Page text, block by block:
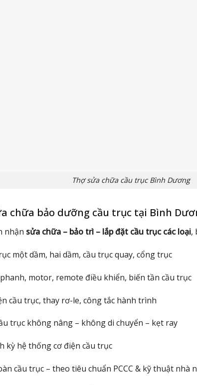
Thợ sửa chữa cầu trục Bình Dương
chữa bảo dưỡng cầu trục tại Bình
nhận sửa chữa – bảo trì – lắp đặt cầu trục các loại,
một dầm, hai dầm, cầu trục quay, cổng trục
motor, remote điều khiển, biến tần cầu trục
cầu trục, thay rơ-le, công tắc hành trình
trục không nâng – không di chuyển – kẹt ray
kỳ hệ thống cơ điện cầu trục
cầu trục – theo tiêu chuẩn PCCC & kỹ thuật nhà